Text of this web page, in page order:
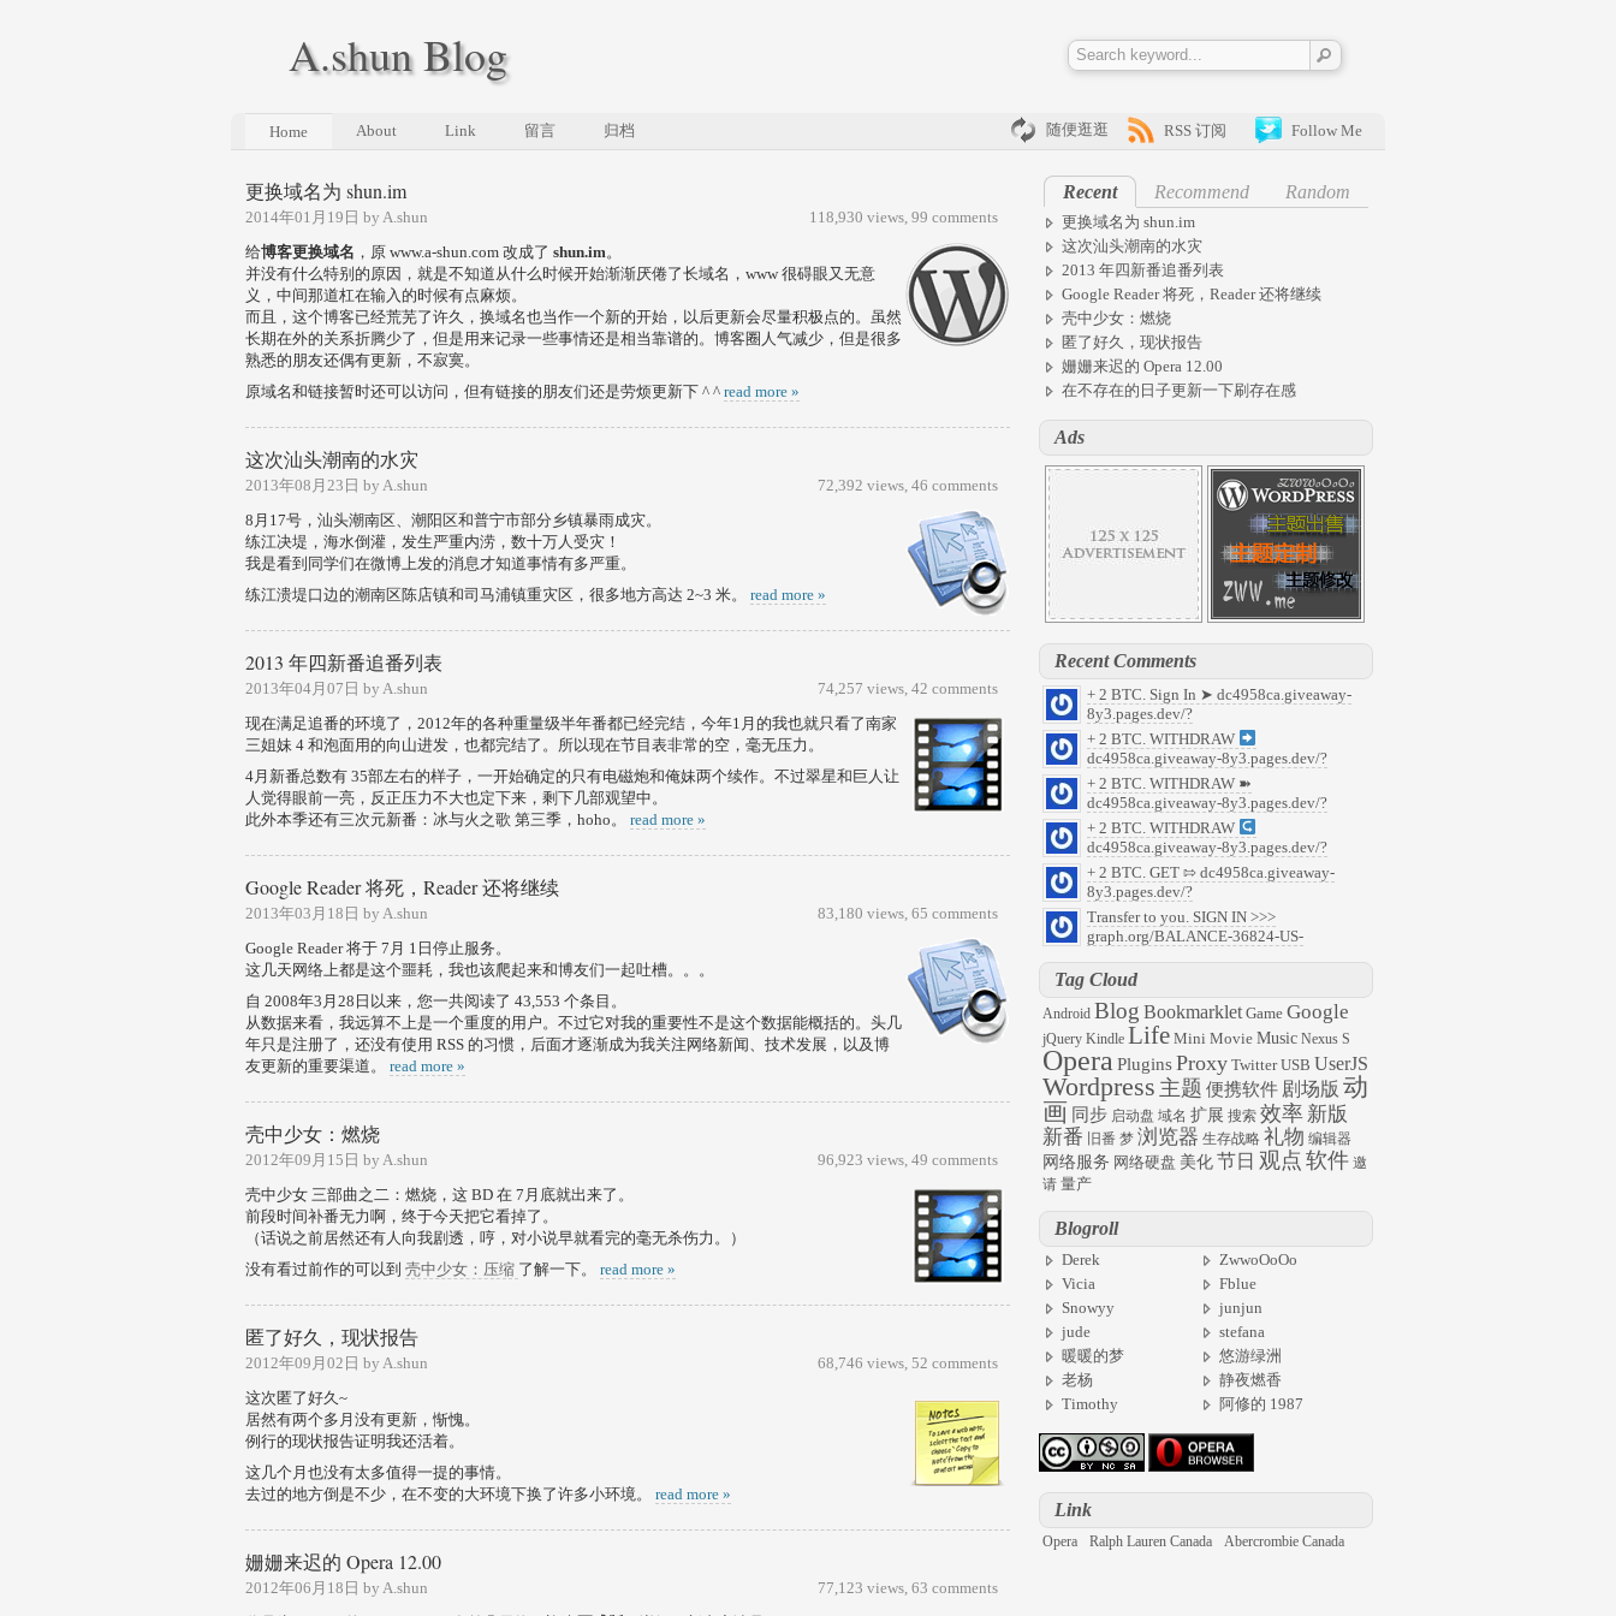
A.shun Blog
Home About Link 留言 归档 随便逛逛 RSS 订阅 Follow Me
更换域名为 shun.im
2014年01月19日 by A.shun 118,930 views, 99 comments
给博客更换域名 ，原 www.a-shun.com 改成了 shun.im。
并没有什么特别的原因，就是不知道从什么时候开始渐渐厌倦了长域名，www 很碍眼又无意
义，中间那道杠在输入的时候有点麻烦。
而且，这个博客已经荒芜了许久，换域名也当作一个新的开始，以后更新会尽量积极点的。虽然
长期在外的关系折腾少了，但是用来记录一些事情还是相当靠谱的。博客圈人气减少，但是很多
熟悉的朋友还偶有更新，不寂寞。
原域名和链接暂时还可以访问，但有链接的朋友们还是劳烦更新下 ^ ^ read more »
这次汕头潮南的水灾
2013年08月23日 by A.shun 72,392 views, 46 comments
8月17号，汕头潮南区、潮阳区和普宁市部分乡镇暴雨成灾。
练江决堤，海水倒灌，发生严重内涝，数十万人受灾！
我是看到同学们在微博上发的消息才知道事情有多严重。
练江溃堤口边的潮南区陈店镇和司马浦镇重灾区，很多地方高达 2~3 米。 read more »
2013 年四新番追番列表
2013年04月07日 by A.shun 74,257 views, 42 comments
现在满足追番的环境了，2012年的各种重量级半年番都已经完结，今年1月的我也就只看了南家
三姐妹 4 和泡面用的向山进发，也都完结了。所以现在节目表非常的空，毫无压力。
4月新番总数有 35部左右的样子，一开始确定的只有电磁炮和俺妹两个续作。不过翠星和巨人让
人觉得眼前一亮，反正压力不大也定下来，剩下几部观望中。
此外本季还有三次元新番：冰与火之歌 第三季，hoho。 read more »
Google Reader 将死，Reader 还将继续
2013年03月18日 by A.shun 83,180 views, 65 comments
Google Reader 将于 7月 1日停止服务。
这几天网络上都是这个噩耗，我也该爬起来和博友们一起吐槽。。。
自 2008年3月28日以来，您一共阅读了 43,553 个条目。
从数据来看，我远算不上是一个重度的用户。不过它对我的重要性不是这个数据能概括的。头几
年只是注册了，还没有使用 RSS 的习惯，后面才逐渐成为我关注网络新闻、技术发展，以及博
友更新的重要渠道。 read more »
壳中少女：燃烧
2012年09月15日 by A.shun 96,923 views, 49 comments
壳中少女 三部曲之二：燃烧，这 BD 在 7月底就出来了。
前段时间补番无力啊，终于今天把它看掉了。
（话说之前居然还有人向我剧透，哼，对小说早就看完的毫无杀伤力。）
没有看过前作的可以到 壳中少女：压缩 了解一下。 read more »
匿了好久，现状报告
2012年09月02日 by A.shun 68,746 views, 52 comments
这次匿了好久~
居然有两个多月没有更新，惭愧。
例行的现状报告证明我还活着。
这几个月也没有太多值得一提的事情。
去过的地方倒是不少，在不变的大环境下换了许多小环境。 read more »
姗姗来迟的 Opera 12.00
2012年06月18日 by A.shun 77,123 views, 63 comments
Recent Recommend Random
更换域名为 shun.im
这次汕头潮南的水灾
2013 年四新番追番列表
Google Reader 将死，Reader 还将继续
壳中少女：燃烧
匿了好久，现状报告
姗姗来迟的 Opera 12.00
在不存在的日子更新一下刷存在感
Ads
Recent Comments
+ 2 BTC. Sign In ➤ dc4958ca.giveaway-
8y3.pages.dev/?
hs=57faf8c37b5c93cfe535649c9e405071&
0rilly
+ 2 BTC. WITHDRAW
dc4958ca.giveaway-8y3.pages.dev/?
hs=d91f853f8aefdcb5190c1e22a14f58b0&
kloqld
+ 2 BTC. WITHDRAW ➽
dc4958ca.giveaway-8y3.pages.dev/?
hs=4abd218d8fafafefc68fa59ca9b81a90&
sage08
+ 2 BTC. WITHDRAW
dc4958ca.giveaway-8y3.pages.dev/?
hs=4959c496b322aefcf23db3c963aad0b7&
6z7147
+ 2 BTC. GET ⇰ dc4958ca.giveaway-
8y3.pages.dev/?
hs=26ec2c0788563c5ee9501c79f6f2ed03&
iu7sdl
Transfer to you. SIGN IN >>>
graph.org/BALANCE-36824-US-
hs=857ddc7d48d8ecacb35e31ac945aaac3&
h2pg63
Tag Cloud
Android Blog Bookmarklet Game Google
jQuery Kindle Life Mini Movie Music Nexus S
Opera PluginsProxy Twitter USB UserJS
Wordpress 主题 便携软件 剧场版 动
画 同步 启动盘 域名 扩展 搜索 效率 新版
新番
旧番 梦 浏览器 生存战略 礼物 编辑器
网络服务 网络硬盘 美化 节日 观点 软件 邀
请 量产
Blogroll
Derek
ZwwoOoOo
Vicia
Fblue
Snowyy
junjun
jude
stefana
暖暖的梦
悠游绿洲
老杨
静夜燃香
Timothy
阿修的 1987
Link
Opera Ralph Lauren Canada Abercrombie Canada